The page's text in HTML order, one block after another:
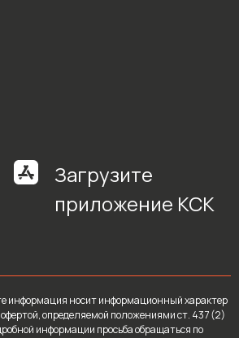
Загрузите
приложение КСК
информация носит информационный характер
определяемой положениями ст. 437 (2)
информации просьба обращаться по